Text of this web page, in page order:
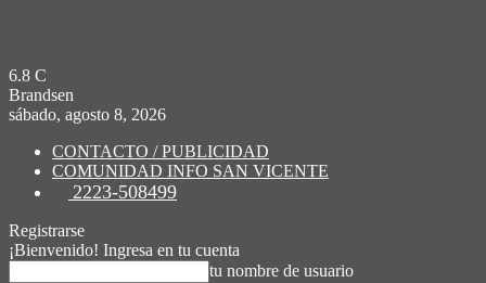
6.8 C
Brandsen
sábado, agosto 8, 2026
CONTACTO / PUBLICIDAD
COMUNIDAD INFO SAN VICENTE
2223-508499
Registrarse
¡Bienvenido! Ingresa en tu cuenta
tu nombre de usuario